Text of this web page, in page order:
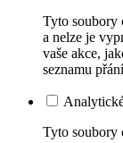
Tyto soubory
a nelze je
vaše akce,
seznamu
Tyto soubory